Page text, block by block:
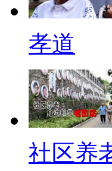
孝道
社区养